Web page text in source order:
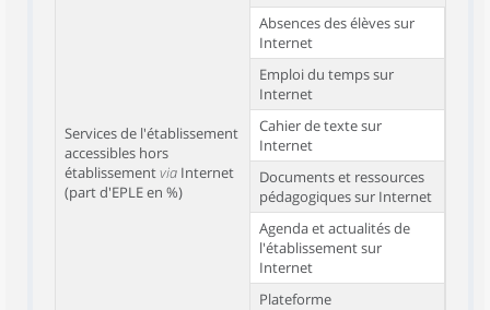
Services de l'établissement
accessibles hors
établissementvia Internet
(part d'EPLE en %)
Absences des élèves sur
Internet
Emploi du temps sur
Internet
Cahier de texte sur
Internet
Documents et ressources
pédagogiques sur Internet
Agenda et actualités de
l'établissement sur
Internet
Plateforme